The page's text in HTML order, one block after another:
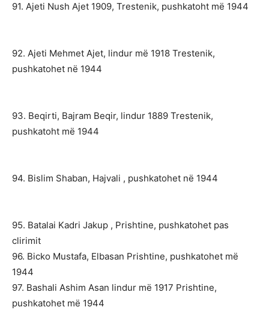
91. Ajeti Nush Ajet 1909, Trestenik, pushkatoht më 1944
92. Ајеti Mehmet Ajet, lindur më 1918 Trestenik,
pushkatohet në 1944
93. Beqirti, Bajram Beqir, lindur 1889 Trestenik,
pushkatoht më 1944
94. Bislim Shaban, Hajvali , pushkatohet në 1944
95. Batalai Kadri Jakup , Prishtine, pushkatohet pas
clirimit
96. Bicko Mustafa, Elbasan Prishtine, pushkatohet më
1944
97. Bashali Ashim Asan lindur më 1917 Prishtine,
pushkatohet më 1944